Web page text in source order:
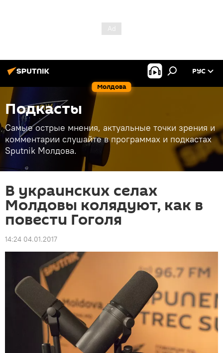
Молдова
РУС
Подкасты
Самые острые мнения, актуальные точки зрения и
комментарии слушайте в программах и подкастах
Sputnik Молдова.
В украинских селах
Молдовы колядуют, как в
повести Гоголя
14:24 04.01.2017